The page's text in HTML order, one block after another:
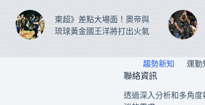
東超》差點大場面！奧帝與
琉球黃金國王洋將打出火氣
趨勢新知 運動
聯絡資訊
透過深入分析和多角